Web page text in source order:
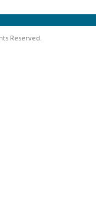
Reserved.